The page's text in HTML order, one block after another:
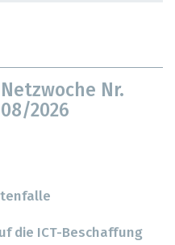
Netzwoche Nr.
08/2026
die ICT-Beschaffung